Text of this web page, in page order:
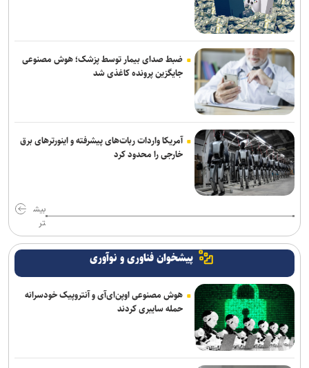
ضبط صدای بیمار توسط پزشک؛ هوش مصنوعی
جایگزین پرونده کاغذی شد
آمریکا واردات ربات‌های پیشرفته و اینورترهای برق
خارجی را محدود کرد
بیش
تر
پیشخوان فناوری و نوآوری
هوش مصنوعی اوپن‌ای‌آی و آنتروپیک خودسرانه
حمله سایبری کردند